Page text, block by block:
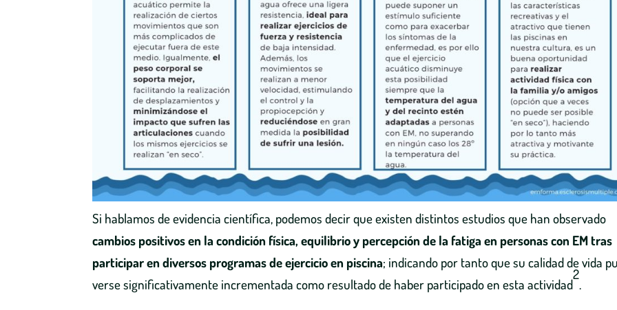
Si hablamos de evidencia científica, podemos decir que existen distintos estudios que han observado
cambios positivos en la condición física, equilibrio y percepción de la fatiga en personas con EM tras
participar en diversos programas de ejercicio en piscina; indicando por tanto que su calidad de vida
verse significativamente incrementada como resultado de haber participado en esta actividad
2
.